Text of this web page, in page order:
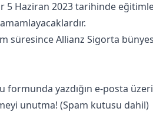
5 Haziran 2023 tarihinde
süresince Allianz Sigorta
formunda yazdığın e-posta
unutma! (Spam kutusu dahil)